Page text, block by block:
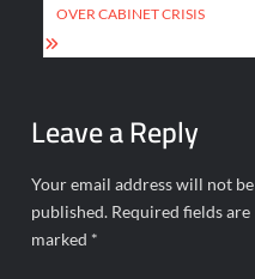
OVER CABINET CRISIS
Leave a Reply
Your email address will not be
published. Required fields are
marked *